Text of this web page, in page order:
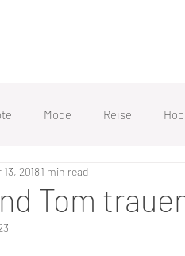
Mode Reise
Tom
13, 20181 min read